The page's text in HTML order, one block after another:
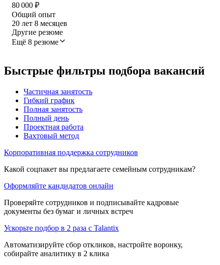
80 000 ₽
Общий опыт
20 лет 8 месяцев
Другие резюме
Ещё 8 резюме
Быстрые фильтры подбора вакансий
Частичная занятость
Гибкий график
Полная занятость
Полный день
Проектная работа
Вахтовый метод
Корпоративная поддержка сотрудников
Какой соцпакет вы предлагаете семейным сотрудникам?
Оформляйте кандидатов онлайн
Проверяйте сотрудников и подписывайте кадровые
документы без бумаг и личных встреч
Ускорьте подбор в 2 раза с Talantix
Автоматизируйте сбор откликов, настройте воронку,
собирайте аналитику в 2 клика